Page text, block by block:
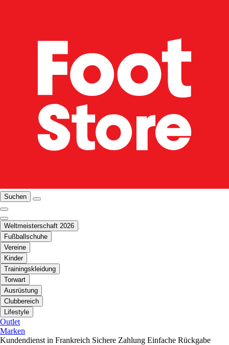
Suchen
Weltmeisterschaft 2026
Fußballschuhe
Vereine
Kinder
Trainingskleidung
Torwart
Ausrüstung
Clubbereich
Lifestyle
Outlet
Marken
Kundendienst in Frankreich Sichere Zahlung Einfache Rückgabe